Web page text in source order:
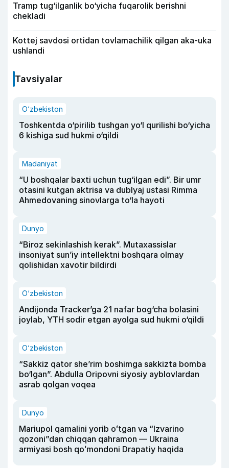
Tramp tug‘ilganlik bo‘yicha fuqarolik berishni
chekladi
Kottej savdosi ortidan tovlamachilik qilgan aka-uka
ushlandi
Tavsiyalar
O‘zbekiston
Toshkentda o‘pirilib tushgan yo‘l qurilishi bo‘yicha
6 kishiga sud hukmi o‘qildi
Madaniyat
“U boshqalar baxti uchun tug‘ilgan edi”. Bir umr
otasini kutgan aktrisa va dublyaj ustasi Rimma
Ahmedovaning sinovlarga to‘la hayoti
Dunyo
“Biroz sekinlashish kerak”. Mutaxassislar
insoniyat sun’iy intellektni boshqara olmay
qolishidan xavotir bildirdi
O‘zbekiston
Andijonda Tracker’ga 21 nafar bog‘cha bolasini
joylab, YTH sodir etgan ayolga sud hukmi o‘qildi
O‘zbekiston
“Sakkiz qator she’rim boshimga sakkizta bomba
bo‘lgan”. Abdulla Oripovni siyosiy ayblovlardan
asrab qolgan voqea
Dunyo
Mariupol qamalini yorib oʻtgan va “Izvarino
qozoni”dan chiqqan qahramon — Ukraina
armiyasi bosh qoʻmondoni Drapatiy haqida